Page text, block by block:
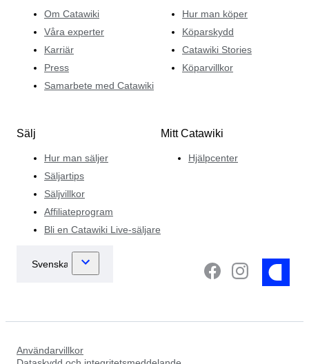
Om Catawiki
Våra experter
Karriär
Press
Samarbete med Catawiki
Hur man köper
Köparskydd
Catawiki Stories
Köparvillkor
Sälj
Hur man säljer
Säljartips
Säljvillkor
Affiliateprogram
Bli en Catawiki Live-säljare
Mitt Catawiki
Hjälpcenter
Användarvillkor